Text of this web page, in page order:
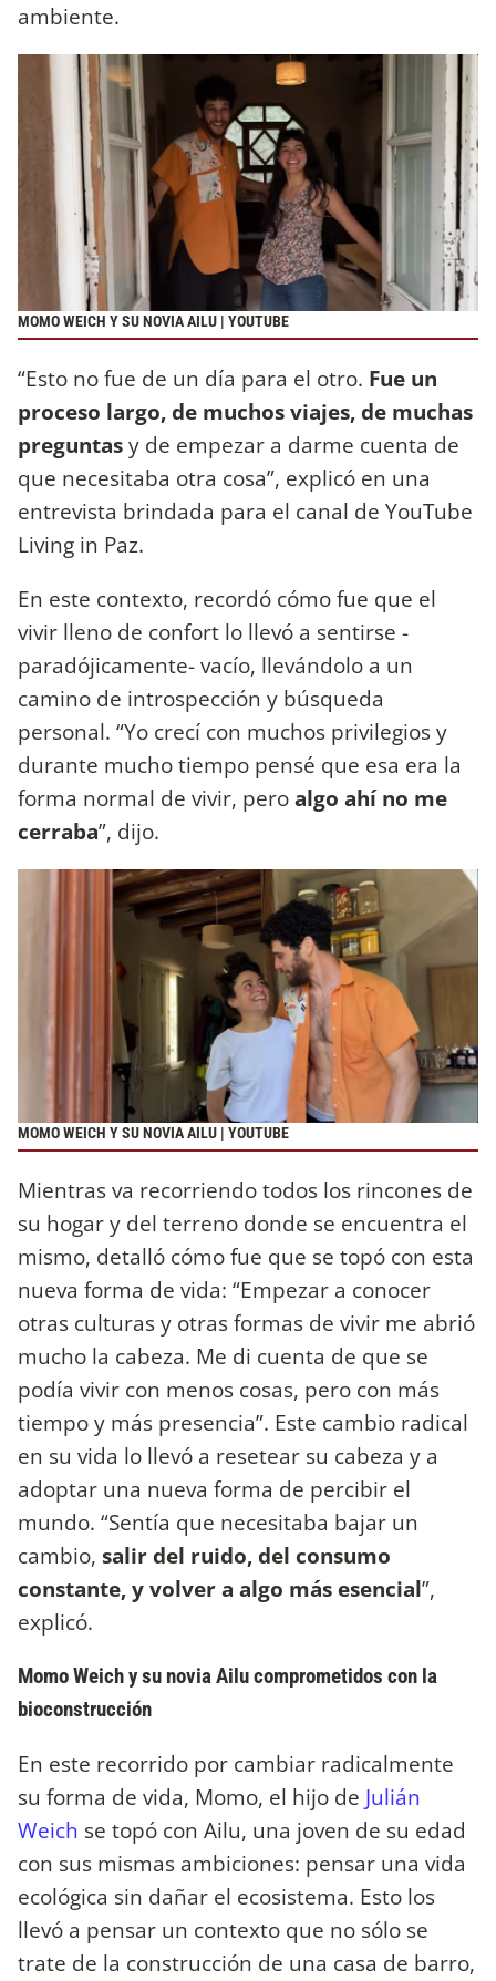
ambiente.
MOMO WEICH Y SU NOVIA AILU | YOUTUBE
“Esto no fue de un día para el otro. Fue un
proceso largo, de muchos viajes, de muchas
preguntasy de empezar a darme cuenta de
que necesitaba otra cosa”, explicó en una
entrevista brindada para el canal de YouTube
Living in Paz.
En este contexto, recordó cómo fue que el
vivir lleno de confort lo llevó a sentirse -
paradójicamente- vacío, llevándolo a un
camino de introspección y búsqueda
personal. “Yo crecí con muchos privilegios y
durante mucho tiempo pensé que esa era la
forma normal de vivir, peroalgo ahí no me
cerraba”, dijo.
MOMO WEICH Y SU NOVIA AILU | YOUTUBE
Mientras va recorriendo todos los rincones de
su hogar y del terreno donde se encuentra el
mismo, detalló cómo fue que se topó con esta
nueva forma de vida: “Empezar a conocer
otras culturas y otras formas de vivir me abrió
mucho la cabeza. Me di cuenta de que se
podía vivir con menos cosas, pero con más
tiempo y más presencia”. Este cambio radical
en su vida lo llevó a resetear su cabeza y a
adoptar una nueva forma de percibir el
mundo. “Sentía que necesitaba bajar un
cambio, salir del ruido, del consumo
constante, y volver a algo más esencial”,
explicó.
Momo Weich y su novia Ailu comprometidos con la
bioconstrucción
En este recorrido por cambiar radicalmente
su forma de vida, Momo, el hijo de Julián
Weich se topó con Ailu, una joven de su edad
con sus mismas ambiciones: pensar una vida
ecológica sin dañar el ecosistema. Esto los
llevó a pensar un contexto que no sólo se
trate de la construcción de una casa de barro,